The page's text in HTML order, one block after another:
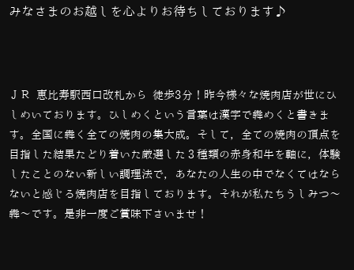
みなさまのお越しを心よりお待ちしております♪
ＪＲ 恵比寿駅西口改札から 徒歩3分！昨今様々な焼肉店が世にひ
しめいております。ひしめくという言葉は漢字で犇めくと書きま
す。全国に犇く全ての焼肉の集大成。そして，全ての焼肉の頂点を
目指した結果たどり着いた厳選した３種類の赤身和牛を軸に，体験
したことのない新しい調理法で，あなたの人生の中でなくてはなら
ないと感じる焼肉店を目指しております。それが私たちうしみつ～
犇～です。是非一度ご賞味下さいませ！